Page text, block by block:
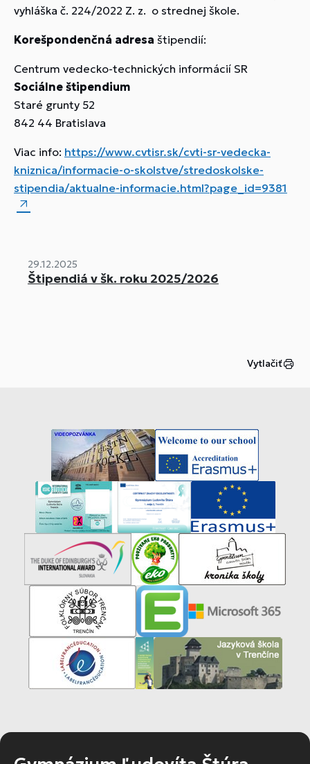
vyhláška č. 224/2022 Z. z. o strednej škole.
Korešpondenčná adresa štipendií:
Centrum vedecko-technických informácií SR
Sociálne štipendium
Staré grunty 52
842 44 Bratislava
Viac info: https://www.cvtisr.sk/cvti-sr-vedecka-
kniznica/informacie-o-skolstve/stredoskolske-
stipendia/aktualne-informacie.html?page_id=9381
29.12.2025
Štipendiá v šk. roku 2025/2026
Vytlačiť